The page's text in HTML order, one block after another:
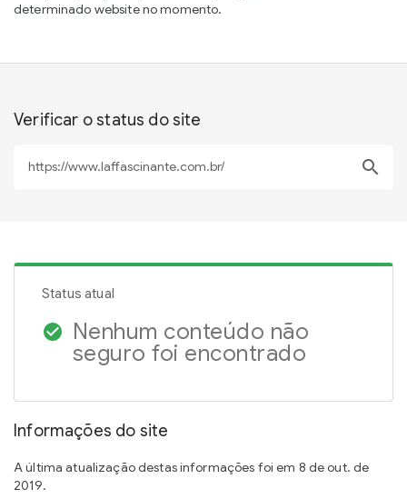
determinado website no momento.
Verificar o status do site
search
Status atual
check_circle Nenhum conteúdo não
seguro foi encontrado
Informações do site
A última atualização destas informações foi em 8 de out. de
2019.